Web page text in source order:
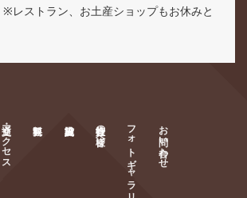
、お土産ショップもお休みと
お問い合わせ
フォトギャラリー
旅行会社の皆様へ
交通・アクセス